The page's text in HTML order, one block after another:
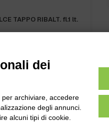
TAPPO RIBALT. fl.1 lt.
Tel:0172-478161
dei
archiviare, accedere
degli annunci.
alcuni tipi di cookie.